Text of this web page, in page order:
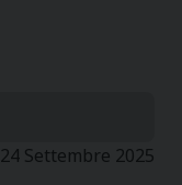
24 Settembre 2025